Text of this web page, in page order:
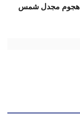
هجوم مجدل شمس